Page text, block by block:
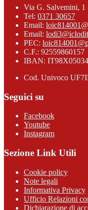
Via G. Salvemini,
Tel: 0371 30657
Email:
Email:
PEC:
C.F.: 92559860157
IBAN:
Cod. Univoco
Seguici su
Facebook
Youtube
Instagram
Sezione Link Utili
Cookie policy
Note legali
Informativa Privacy
Ufficio Relazioni
Dichiarazione di